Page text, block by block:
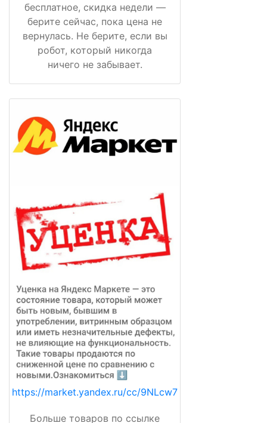
бесплатное, скидка недели —
берите сейчас, пока цена не
вернулась. Не берите, если вы
робот, который никогда
ничего не забывает.
https://market.yandex.ru/cc/9NLcw7
Больше товаров по ссылке